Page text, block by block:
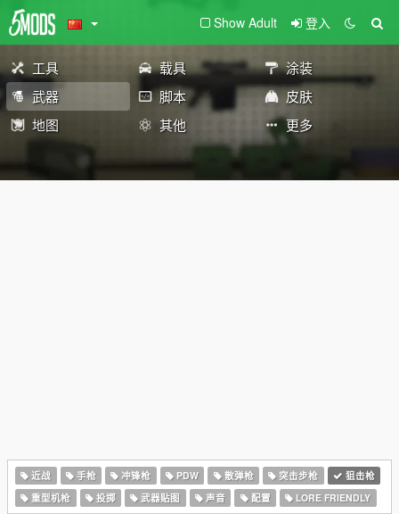
Show Adult 登入
工具 载具
涂装
武器
脚本
皮肤
地图
其他 更多
近战 手枪 冲锋枪 PDW 散弹枪 突击步枪
狙击枪
重型机枪
投掷 武器贴图 声音 配置 LORE FRIENDLY